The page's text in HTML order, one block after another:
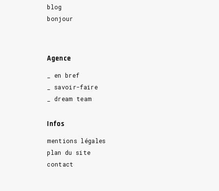
blog
bonjour
Agence
_ en bref
_ savoir-faire
_ dream team
Infos
mentions légales
plan du site
contact